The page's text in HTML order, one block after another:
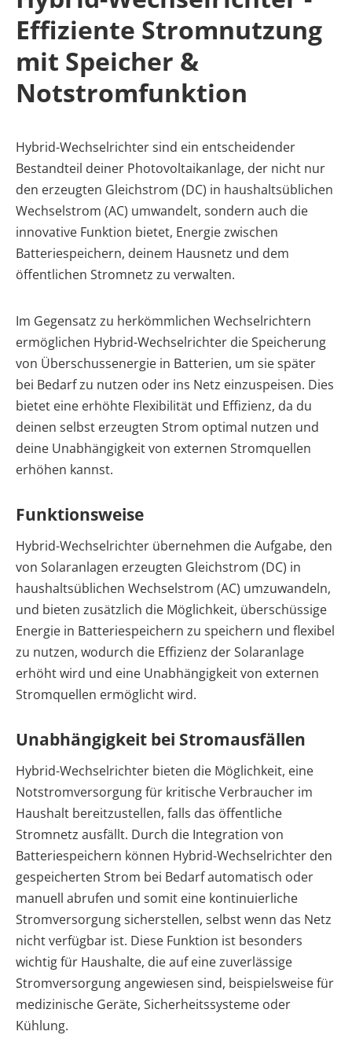
Effiziente Stromnutzung
mit Speicher &
Notstromfunktion
Hybrid-Wechselrichter sind ein entscheidender
Bestandteil deiner Photovoltaikanlage, der nicht nur
den erzeugten Gleichstrom (DC) in haushaltsüblichen
Wechselstrom (AC) umwandelt, sondern auch die
innovative Funktion bietet, Energie zwischen
Batteriespeichern, deinem Hausnetz und dem
öffentlichen Stromnetz zu verwalten.
Im Gegensatz zu herkömmlichen Wechselrichtern
ermöglichen Hybrid-Wechselrichter die Speicherung
von Überschussenergie in Batterien, um sie später
bei Bedarf zu nutzen oder ins Netz einzuspeisen. Dies
bietet eine erhöhte Flexibilität und Effizienz, da du
deinen selbst erzeugten Strom optimal nutzen und
deine Unabhängigkeit von externen Stromquellen
erhöhen kannst.
Funktionsweise
Hybrid-Wechselrichter übernehmen die Aufgabe, den
von Solaranlagen erzeugten Gleichstrom (DC) in
haushaltsüblichen Wechselstrom (AC) umzuwandeln,
und bieten zusätzlich die Möglichkeit, überschüssige
Energie in Batteriespeichern zu speichern und flexibel
zu nutzen, wodurch die Effizienz der Solaranlage
erhöht wird und eine Unabhängigkeit von externen
Stromquellen ermöglicht wird.
Unabhängigkeit bei Stromausfällen
Hybrid-Wechselrichter bieten die Möglichkeit, eine
Notstromversorgung für kritische Verbraucher im
Haushalt bereitzustellen, falls das öffentliche
Stromnetz ausfällt. Durch die Integration von
Batteriespeichern können Hybrid-Wechselrichter den
gespeicherten Strom bei Bedarf automatisch oder
manuell abrufen und somit eine kontinuierliche
Stromversorgung sicherstellen, selbst wenn das Netz
nicht verfügbar ist. Diese Funktion ist besonders
wichtig für Haushalte, die auf eine zuverlässige
Stromversorgung angewiesen sind, beispielsweise für
medizinische Geräte, Sicherheitssysteme oder
Kühlung.